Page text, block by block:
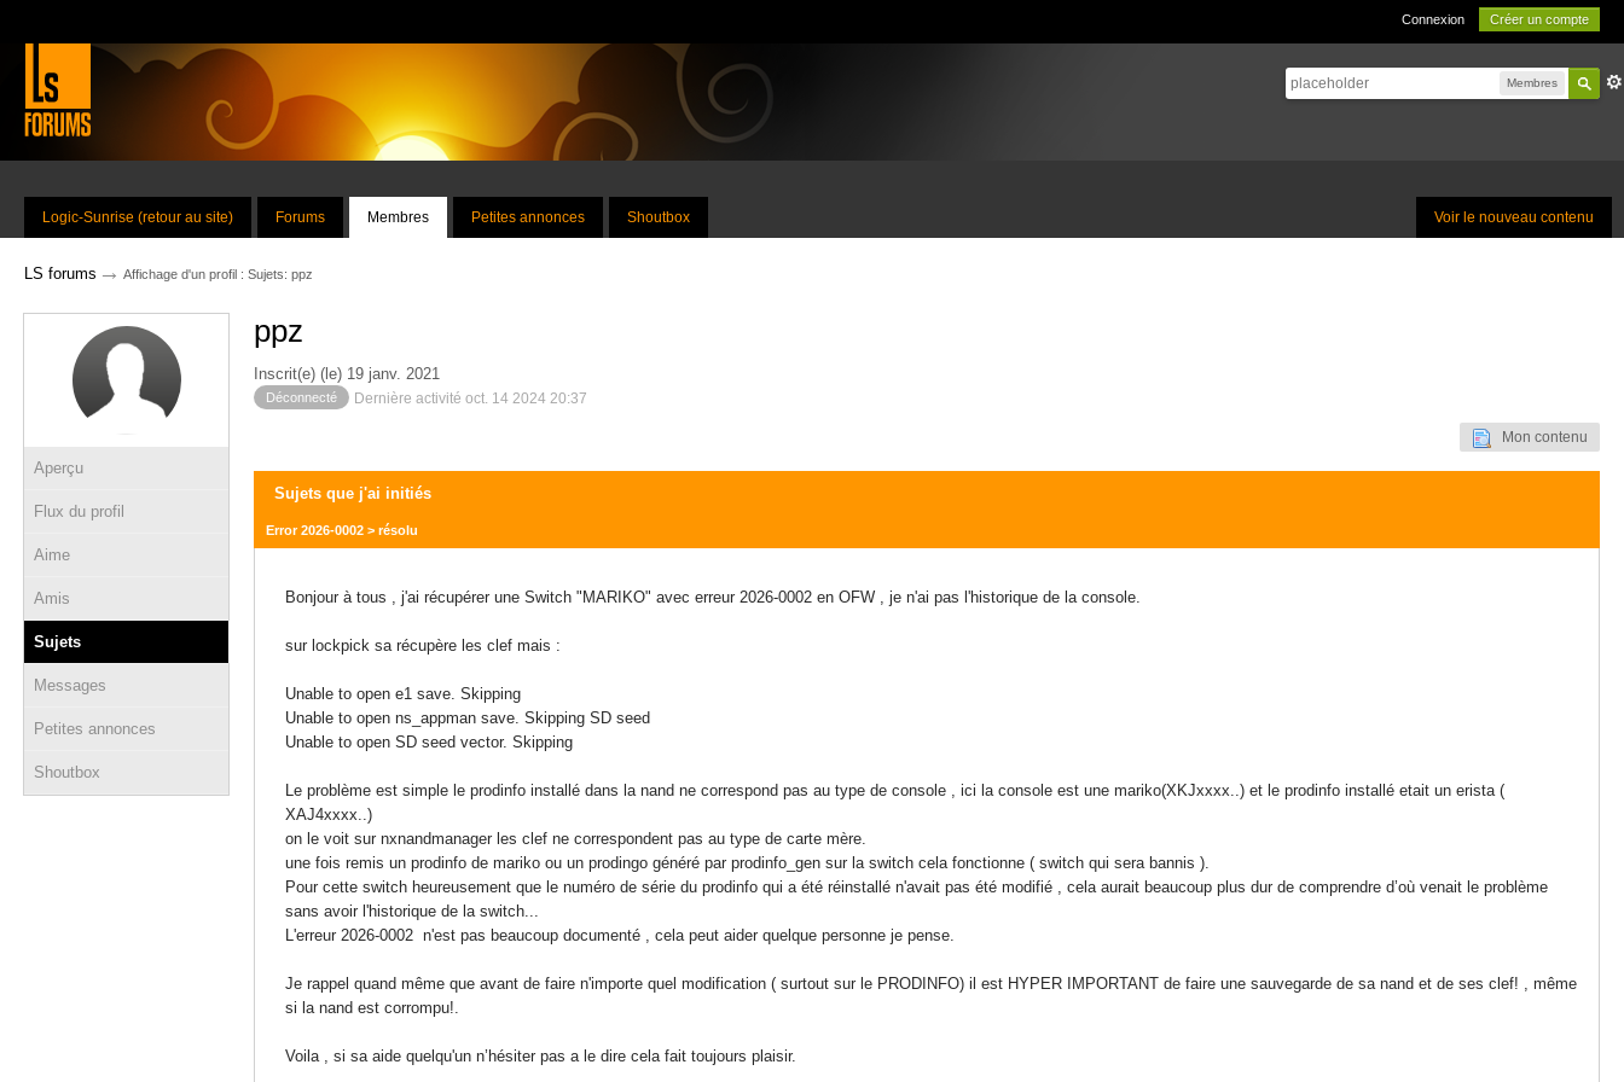
Connexion Créer un compte
Membres
Voir le nouveau contenu
Logic-Sunrise (retour au site) Forums Membres Petites annonces Shoutbox
LS forums → Affichage d'un profil : Sujets: ppz
Aperçu
Flux du profil
Aime
Amis
Sujets
Messages
Petites annonces
Shoutbox
ppz
Inscrit(e) (le) 19 janv. 2021
Déconnecté Dernière activité oct. 14 2024 20:37
Mon contenu
Sujets que j'ai initiés
Error 2026-0002 > résolu
Bonjour à tous , j'ai récupérer une Switch "MARIKO" avec erreur 2026-0002 en OFW , je n'ai pas l'historique de la console.
sur lockpick sa récupère les clef mais :
Unable to open e1 save. Skipping
Unable to open ns_appman save. Skipping SD seed
Unable to open SD seed vector. Skipping
Le problème est simple le prodinfo installé dans la nand ne correspond pas au type de console , ici la console est une mariko(XKJxxxx..) et le prodinfo installé etait un erista (
XAJ4xxxx..)
on le voit sur nxnandmanager les clef ne correspondent pas au type de carte mère.
une fois remis un prodinfo de mariko ou un prodingo généré par prodinfo_gen sur la switch cela fonctionne ( switch qui sera bannis ).
Pour cette switch heureusement que le numéro de série du prodinfo qui a été réinstallé n'avait pas été modifié , cela aurait beaucoup plus dur de comprendre d’où venait le problème
sans avoir l'historique de la switch...
L'erreur 2026-0002 n'est pas beaucoup documenté , cela peut aider quelque personne je pense.
Je rappel quand même que avant de faire n'importe quel modification ( surtout sur le PRODINFO) il est HYPER IMPORTANT de faire une sauvegarde de sa nand et de ses clef! , même
si la nand est corrompu!.
Voila , si sa aide quelqu'un n’hésiter pas a le dire cela fait toujours plaisir.